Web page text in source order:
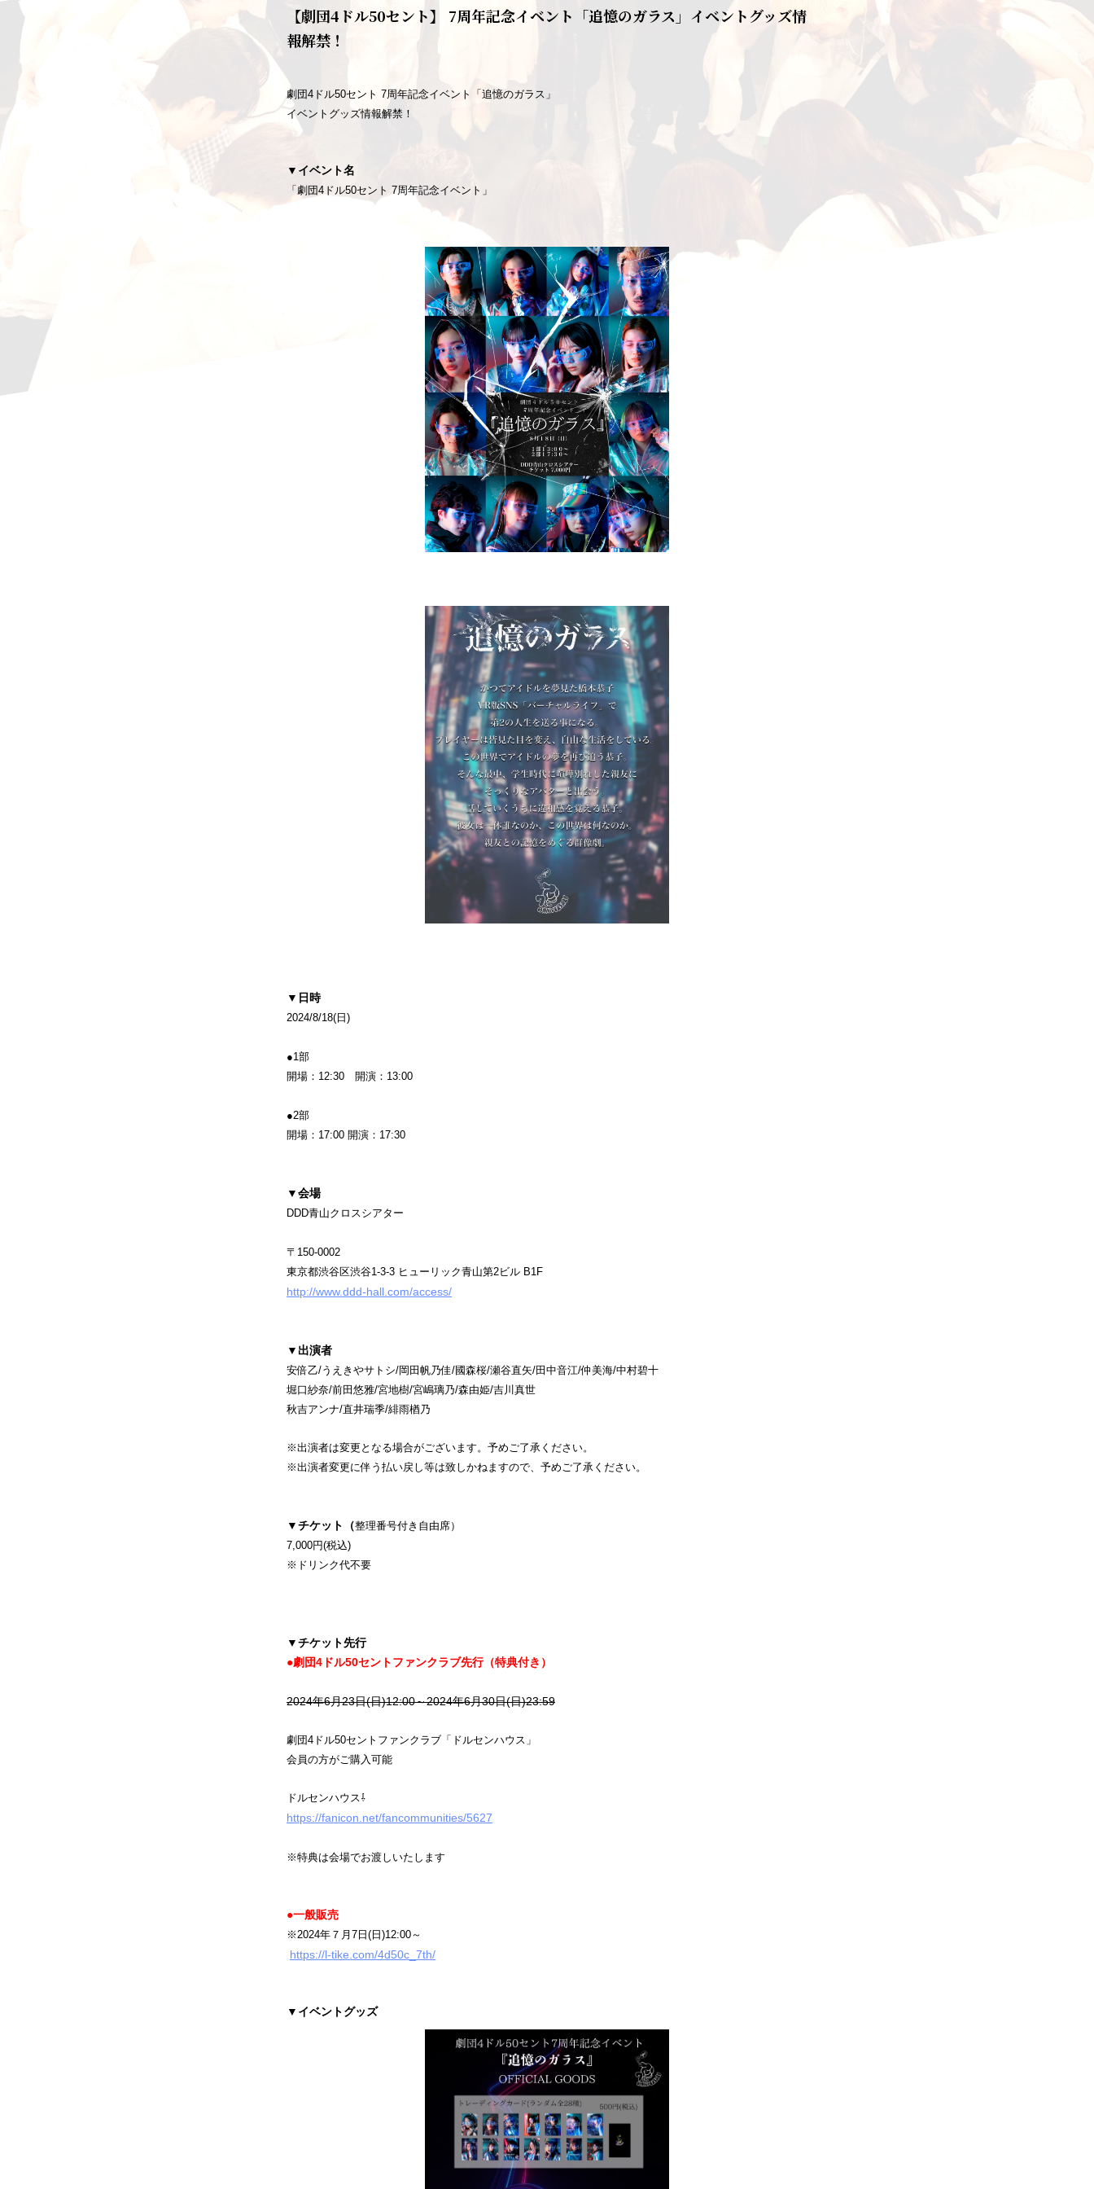
【劇団4ドル50セント】 7周年記念イベント「追憶のガラス」イベントグッズ情
報解禁！
劇団4ドル50セント 7周年記念イベント「追憶のガラス」
イベントグッズ情報解禁！
▼ イベント名
「劇団4ドル50セント 7周年記念イベント」
▼ 日時
2024/8/18(日)
●1部
開場：12:30 開演：13:00
●2部
開場：17:00 開演：17:30
▼会場
DDD青山クロスシアター
〒150-0002
東京都渋谷区渋谷1-3-3 ヒューリック青山第2ビル B1F
http://www.ddd-hall.com/access/
▼ 出演者
安倍乙/うえきやサトシ/岡田帆乃佳/國森桜/瀬谷直矢/田中音江/仲美海/中村碧十
堀口紗奈/前田悠雅/宮地樹/宮嶋璃乃/森由姫/吉川真世
秋吉アンナ/直井瑞季/緋雨楢乃
※出演者は変更となる場合がございます。予めご了承ください。
※出演者変更に伴う払い戻し等は致しかねますので、予めご了承ください。
▼チケット（整理番号付き自由席）
7,000円(税込)
※ドリンク代不要
▼チケット先行
●劇団4ドル50セントファンクラブ先行（特典付き）
2024年6月23日(日)12:00～2024年6月30日(日)23:59
劇団4ドル50セントファンクラブ「ドルセンハウス」
会員の方がご購入可能
ドルセンハウス⇩
https://fanicon.net/fancommunities/5627
※特典は会場でお渡しいたします
●一般販売
※2024年７月7日(日)12:00～
https://l-tike.com/4d50c_7th/
▼イベントグッズ